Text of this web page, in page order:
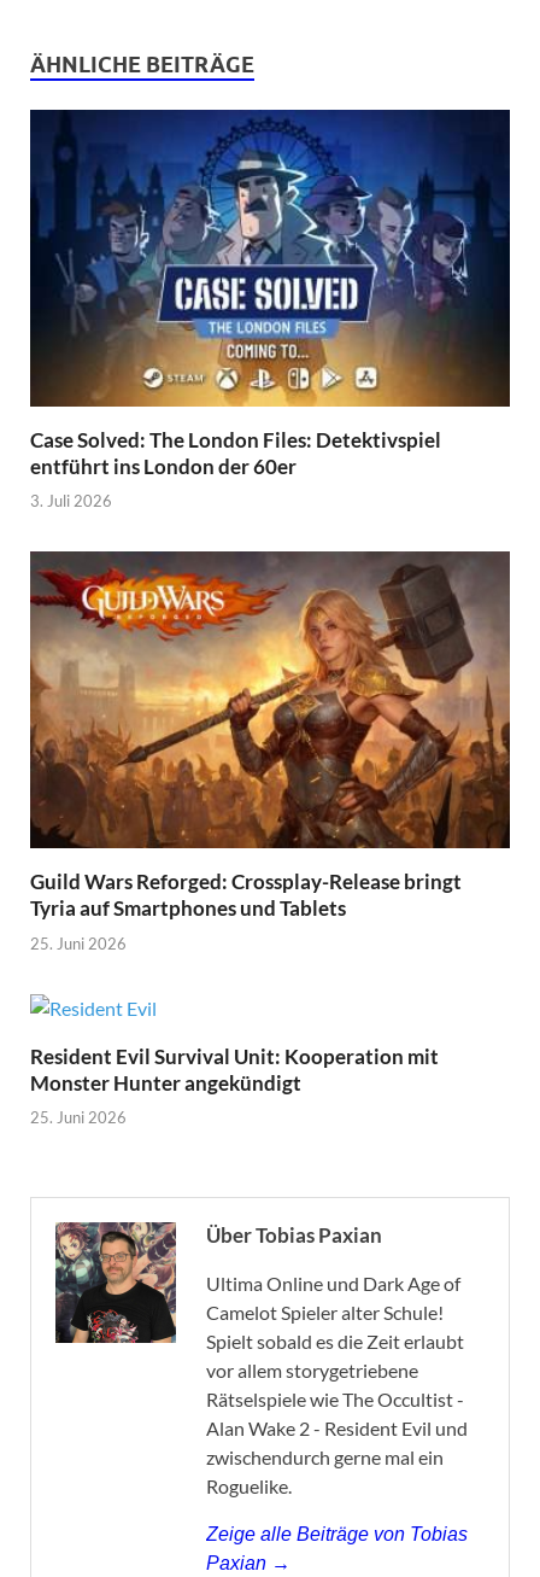
ÄHNLICHE BEITRÄGE
Case Solved: The London Files: Detektivspiel
entführt ins London der 60er
3. Juli 2026
Guild Wars Reforged: Crossplay-Release bringt
Tyria auf Smartphones und Tablets
25. Juni 2026
Resident Evil Survival Unit: Kooperation mit
Monster Hunter angekündigt
25. Juni 2026
Über Tobias Paxian
Ultima Online und Dark Age of
Camelot Spieler alter Schule!
Spielt sobald es die Zeit erlaubt
vor allem storygetriebene
Rätselspiele wie The Occultist -
Alan Wake 2 - Resident Evil und
zwischendurch gerne mal ein
Roguelike.
Zeige alle Beiträge von Tobias
Paxian →